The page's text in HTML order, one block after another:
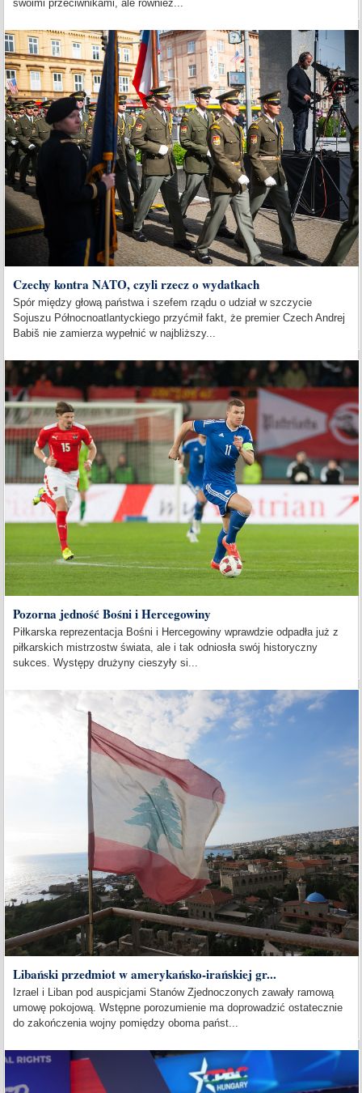
swoimi przeciwnikami, ale również...
Czechy kontra NATO, czyli rzecz o wydatkach
Spór między głową państwa i szefem rządu o udział w szczycie
Sojuszu Północnoatlantyckiego przyćmił fakt, że premier Czech Andrej
Babiš nie zamierza wypełnić w najbliższy...
Pozorna jedność Bośni i Hercegowiny
Piłkarska reprezentacja Bośni i Hercegowiny wprawdzie odpadła już z
piłkarskich mistrzostw świata, ale i tak odniosła swój historyczny
sukces. Występy drużyny cieszyły si...
Libański przedmiot w amerykańsko-irańskiej gr...
Izrael i Liban pod auspicjami Stanów Zjednoczonych zawały ramową
umowę pokojową. Wstępne porozumienie ma doprowadzić ostatecznie
do zakończenia wojny pomiędzy oboma państ...